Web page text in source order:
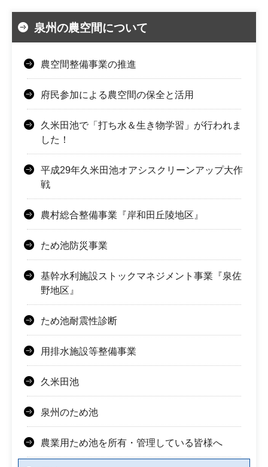
泉州の農空間について
農空間整備事業の推進
府民参加による農空間の保全と活用
久米田池で「打ち水＆生き物学習」が行われま
した！
平成29年久米田池オアシスクリーンアップ大作
戦
農村総合整備事業『岸和田丘陵地区』
ため池防災事業
基幹水利施設ストックマネジメント事業『泉佐
野地区』
ため池耐震性診断
用排水施設等整備事業
久米田池
泉州のため池
農業用ため池を所有・管理している皆様へ